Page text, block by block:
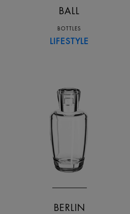
BALL
BOTTLES
LIFESTYLE
BERLIN